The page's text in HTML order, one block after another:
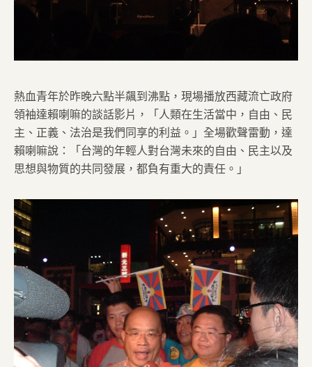
熱血青年於昨晚六點半飆到沸點，現場播放西藏流亡政府
領袖達賴喇嘛的談話影片，「人類在生活當中，自由、民
主、正義、法治是我們同享的利益。」全場歡聲雷動，達
賴喇嘛說：「台灣的年輕人對台灣未來的自由、民主以及
思想與物質的共同發展，都負有重大的責任。」